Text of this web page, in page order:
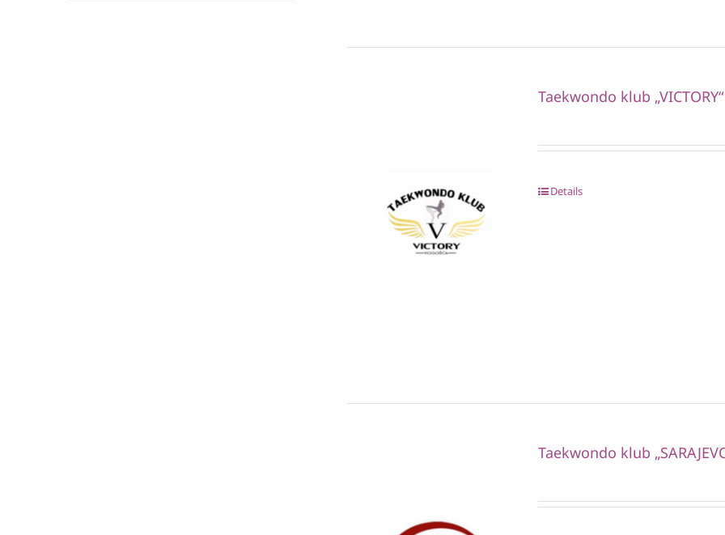
Taekwondo klub „VICTORY“
Details
Taekwondo klub